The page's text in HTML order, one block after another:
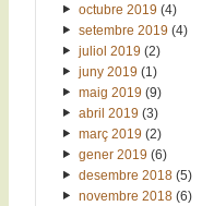
octubre 2019 (4)
setembre 2019 (4)
juliol 2019 (2)
juny 2019 (1)
maig 2019 (9)
abril 2019 (3)
març 2019 (2)
gener 2019 (6)
desembre 2018(5)
novembre 2018(6)